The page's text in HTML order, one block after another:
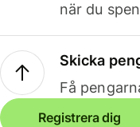
när du
Skicka
Få
Registrera dig